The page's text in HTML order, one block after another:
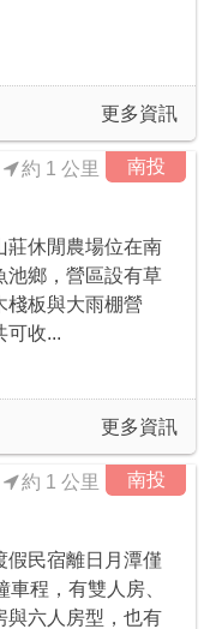
更多資訊
南投
約 1 公里
莊休閒農場位在南
池鄉，營區設有草
棧板與大雨棚營
可收...
更多資訊
南投
約 1 公里
假民宿離日月潭僅
車程，有雙人房、
與六人房型，也有